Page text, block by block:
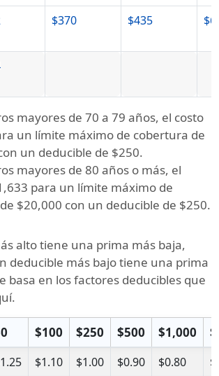
$370 $435
mayores de 70 a 79 años, el costo
un límite máximo de cobertura de
un deducible de $250.
mayores de 80 años o más, el
para un límite máximo de
$20,000 con un deducible de $250.
alto tiene una prima más baja,
deducible más bajo tiene una prima
basa en los factores deducibles que
$100 $250 $500 $1,000
$1.10 $1.00 $0.90 $0.80